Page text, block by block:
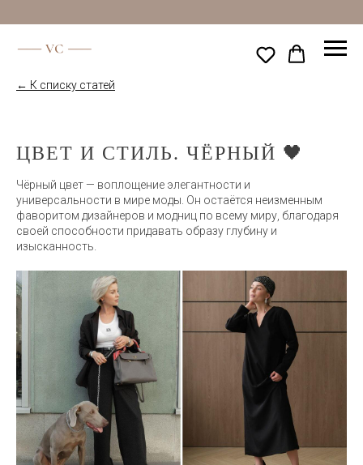
← К списку статей
ЦВЕТ И СТИЛЬ. ЧЁРНЫЙ 🖤
Чёрный цвет — воплощение элегантности и
универсальности в мире моды. Он остаётся неизменным
фаворитом дизайнеров и модниц по всему миру, благодаря
своей способности придавать образу глубину и
изысканность.